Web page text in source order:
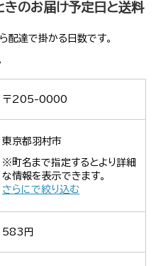
きのお届け予定日と送料
配達で掛かる日数です。
〒205-0000
東京都羽村市
※町名まで指定するとより詳細
な情報を表示できます。
さらにで絞り込む
583円